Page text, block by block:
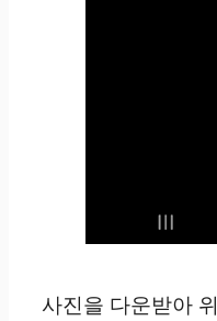
사진을 다운받아 위